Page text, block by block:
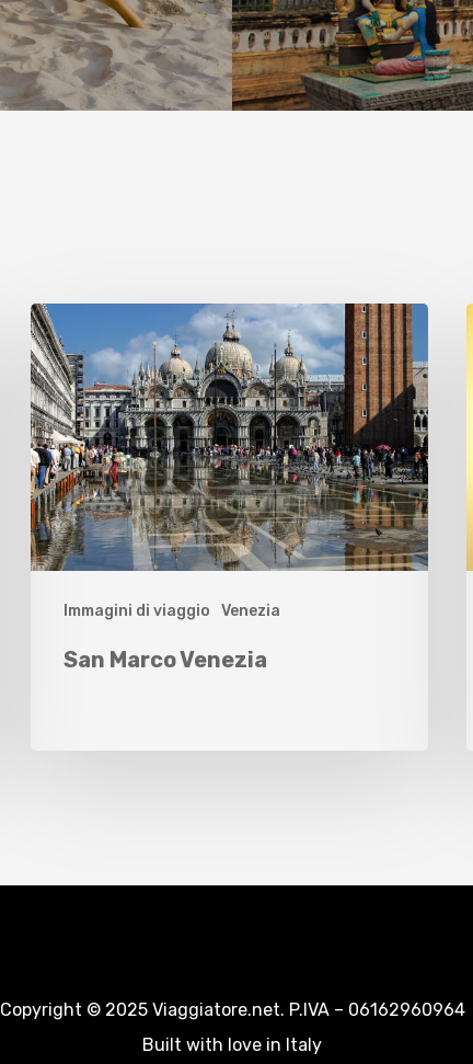
Immagini di viaggio Venezia
San Marco Venezia
Copyright © 2025 Viaggiatore.net. P.IVA – 06162960964
Built with love in Italy